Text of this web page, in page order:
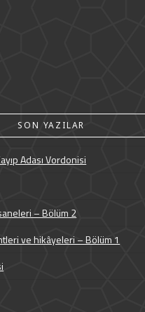
SON YAZILAR
Adası Vordonisi
– Bölüm 2
ve hikâyeleri – Bölüm 1